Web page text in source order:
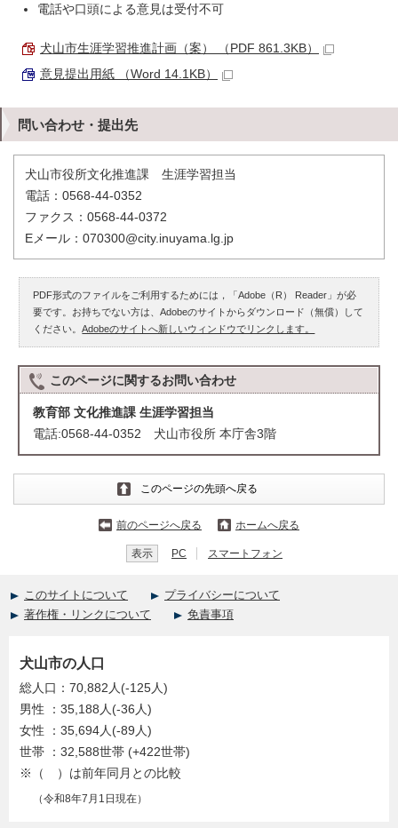
電話や口頭による意見は受付不可
犬山市生涯学習推進計画（案） （PDF 861.3KB）
意見提出用紙 （Word 14.1KB）
問い合わせ・提出先
犬山市役所文化推進課 生涯学習担当
電話：0568-44-0352
ファクス：0568-44-0372
Eメール：070300@city.inuyama.lg.jp
PDF形式のファイルをご利用するためには，「Adobe（R） Reader」が必
要です。お持ちでない方は、Adobeのサイトからダウンロード（無償）して
ください。Adobeのサイトへ新しいウィンドウでリンクします。
このページに関するお問い合わせ
教育部 文化推進課 生涯学習担当
電話:0568-44-0352 犬山市役所 本庁舎3階
このページの先頭へ戻る
前のページへ戻る ホームへ戻る
表示 PC スマートフォン
このサイトについて
プライバシーについて
著作権・リンクについて
免責事項
犬山市の人口
総人口：70,882人(-125人)
男性 ：35,188人(-36人)
女性 ：35,694人(-89人)
世帯 ：32,588世帯 (+422世帯)
※（ ）は前年同月との比較
（令和8年7月1日現在）